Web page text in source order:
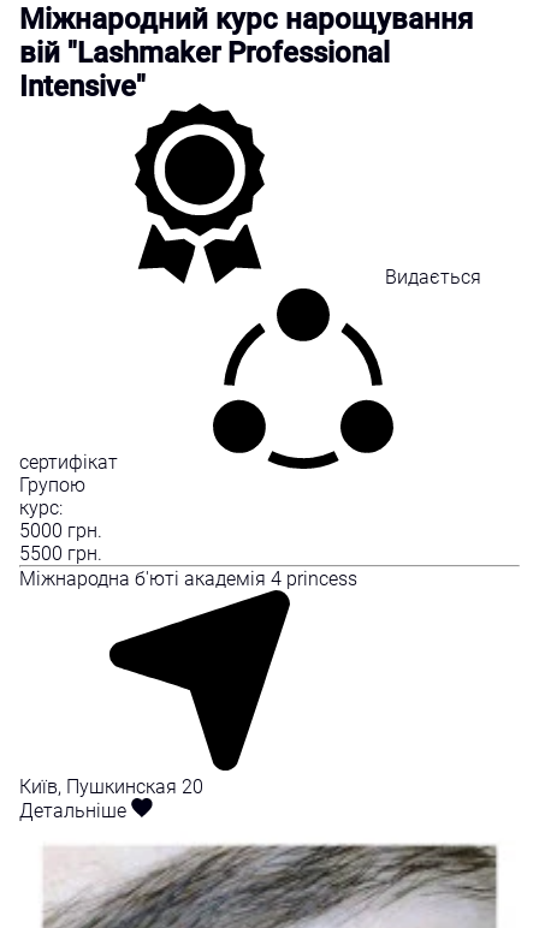
Міжнародний курс нарощування
вій "Lashmaker Professional
Intensive"
Видається
сертифікат
Групою
курс:
5000 грн.
5500 грн.
Міжнародна б'юті академія 4 princess
Київ, Пушкинская 20
Детальніше